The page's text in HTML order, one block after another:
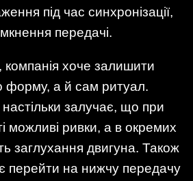
під час синхронізації,
передачі.
хоче залишити
форму, а й сам ритуал.
залучає, що при
можливі ривки, а в окремих
заглухання двигуна. Також
перейти на нижчу передачу